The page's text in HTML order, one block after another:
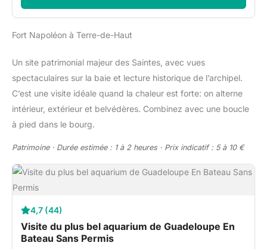
Fort Napoléon à Terre-de-Haut
Un site patrimonial majeur des Saintes, avec vues
spectaculaires sur la baie et lecture historique de l’archipel.
C’est une visite idéale quand la chaleur est forte: on alterne
intérieur, extérieur et belvédères. Combinez avec une boucle
à pied dans le bourg.
Patrimoine · Durée estimée : 1 à 2 heures · Prix indicatif : 5 à 10 €
4,7 (44)
Visite du plus bel aquarium de Guadeloupe En
Bateau Sans Permis